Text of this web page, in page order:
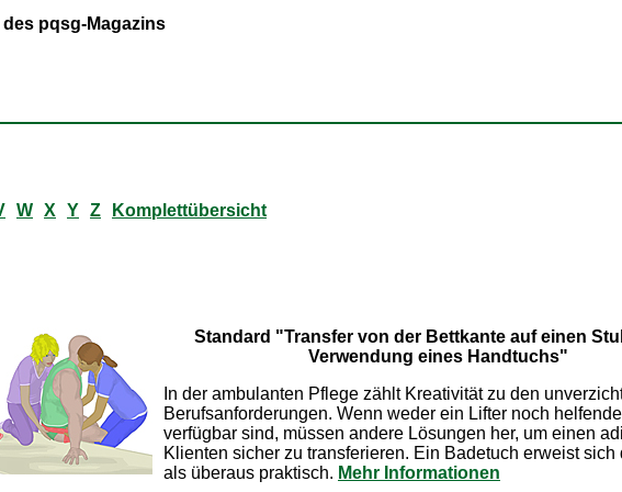
pqsg-Magazins
W X Y Z Komplettübersicht
Standard "Transfer von der Bettkante auf einen
Verwendung eines Handtuchs"
In der ambulanten Pflege zählt Kreativität zu den
Berufsanforderungen. Wenn weder ein Lifter noch
verfügbar sind, müssen andere Lösungen her, um einen
Klienten sicher zu transferieren. Ein Badetuch erweist sich
als überaus praktisch. Mehr Informationen